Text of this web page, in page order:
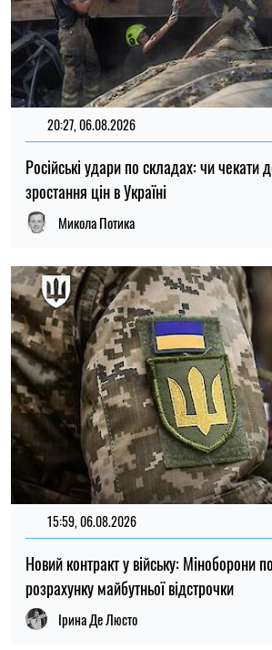
15:59, 06.08.2026
Новий контракт у війську: Міноборони
розрахунку майбутньої відстрочки
Ірина Де Люсто
21:31, 05.08.2026
Кличко відзвітував по підготовк удо
65% пошкоджених енергооб'єктів
Микола Потика